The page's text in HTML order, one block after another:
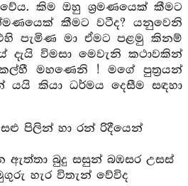
කිම ඔහු ශ්‍රමණයෙක් කීමට
කීමට වටීද? යනුවෙනි
පැමිණ මා ඒමට පළමු කිනම්
දැයි විමසා මෙවැනි කථාවකින්
මහණෙනි ! මගේ පුත්‍රයන්
යයි කියා ධර්මය දෙසීම සඳහා
පිලින් හා රන් රිදීයෙන්
ඇත්තා බුදු සසුන් බඹසර උසස්
හැර විතැන් වේවිද